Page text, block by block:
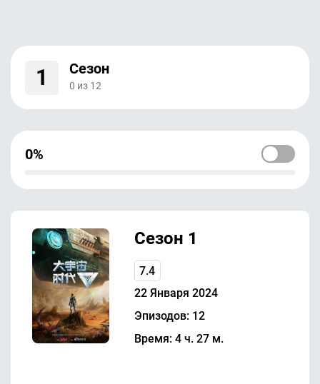
1 Сезон
0 из 12
0%
Сезон 1
7.4
22 Января 2024
Эпизодов: 12
Время: 4 ч. 27 м.